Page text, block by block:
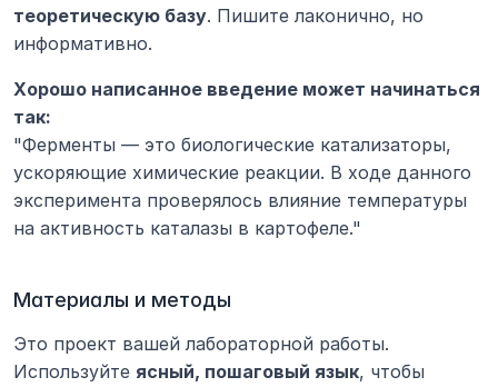
теоретическую базу. Пишите лаконично, но
информативно.
Хорошо написанное введение может начинаться
так:
"Ферменты — это биологические катализаторы,
ускоряющие химические реакции. В ходе данного
эксперимента проверялось влияние температуры
на активность каталазы в картофеле."
Материалы и методы
Это проект вашей лабораторной работы.
Используйте ясный, пошаговый язык, чтобы